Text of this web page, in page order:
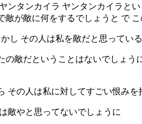
ンタンカイラ ヤンタンカイラと
が敵に何をするでしょうと で
し その人は私を敵だと思ってい
の敵だということはないでしょ
その人は私に対してすごい恨みを
敵やと思ってないでしょうに